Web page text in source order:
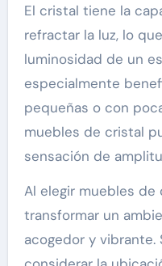
El cristal tiene la
refractar la luz, lo
luminosidad de un
especialmente
pequeñas o con
muebles de cristal
sensación de
Al elegir muebles de
transformar un
acogedor y vibrante.